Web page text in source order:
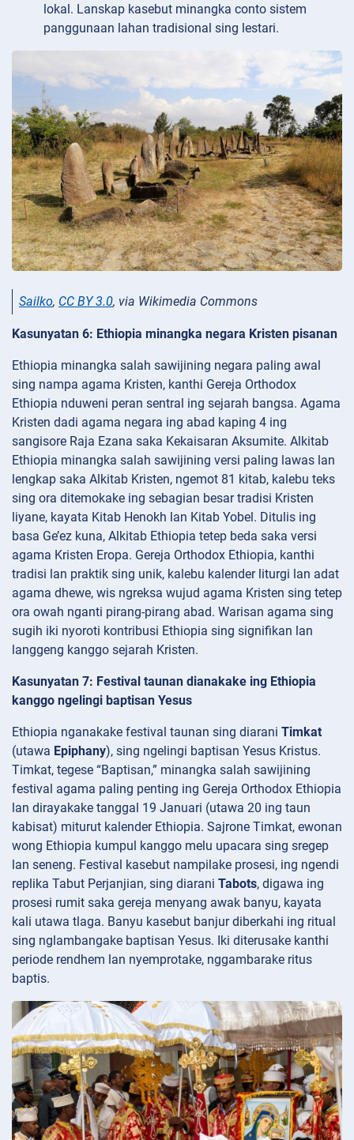
lokal. Lanskap kasebut minangka conto sistem
panggunaan lahan tradisional sing lestari.
Sailko, CC BY 3.0, via Wikimedia Commons
Kasunyatan 6: Ethiopia minangka negara Kristen pisanan
Ethiopia minangka salah sawijining negara paling awal
sing nampa agama Kristen, kanthi Gereja Orthodox
Ethiopia nduweni peran sentral ing sejarah bangsa. Agama
Kristen dadi agama negara ing abad kaping 4 ing
sangisore Raja Ezana saka Kekaisaran Aksumite. Alkitab
Ethiopia minangka salah sawijining versi paling lawas lan
lengkap saka Alkitab Kristen, ngemot 81 kitab, kalebu teks
sing ora ditemokake ing sebagian besar tradisi Kristen
liyane, kayata Kitab Henokh lan Kitab Yobel. Ditulis ing
basa Ge’ez kuna, Alkitab Ethiopia tetep beda saka versi
agama Kristen Eropa. Gereja Orthodox Ethiopia, kanthi
tradisi lan praktik sing unik, kalebu kalender liturgi lan adat
agama dhewe, wis ngreksa wujud agama Kristen sing tetep
ora owah nganti pirang-pirang abad. Warisan agama sing
sugih iki nyoroti kontribusi Ethiopia sing signifikan lan
langgeng kanggo sejarah Kristen.
Kasunyatan 7: Festival taunan dianakake ing Ethiopia
kanggo ngelingi baptisan Yesus
Ethiopia nganakake festival taunan sing diarani Timkat
(utawa Epiphany), sing ngelingi baptisan Yesus Kristus.
Timkat, tegese “Baptisan,” minangka salah sawijining
festival agama paling penting ing Gereja Orthodox Ethiopia
lan dirayakake tanggal 19 Januari (utawa 20 ing taun
kabisat) miturut kalender Ethiopia. Sajrone Timkat, ewonan
wong Ethiopia kumpul kanggo melu upacara sing sregep
lan seneng. Festival kasebut nampilake prosesi, ing ngendi
replika Tabut Perjanjian, sing diarani Tabots, digawa ing
prosesi rumit saka gereja menyang awak banyu, kayata
kali utawa tlaga. Banyu kasebut banjur diberkahi ing ritual
sing nglambangake baptisan Yesus. Iki diterusake kanthi
periode rendhem lan nyemprotake, nggambarake ritus
baptis.